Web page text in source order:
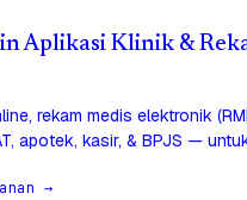
Aplikasi Klinik &
rekam medis elektronik
apotek, kasir, & BPJS —
→